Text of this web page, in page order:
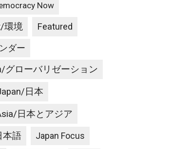
Now
環境 Featured
ダー
グローバリゼーション
日本
日本とアジア
本語 Japan Focus